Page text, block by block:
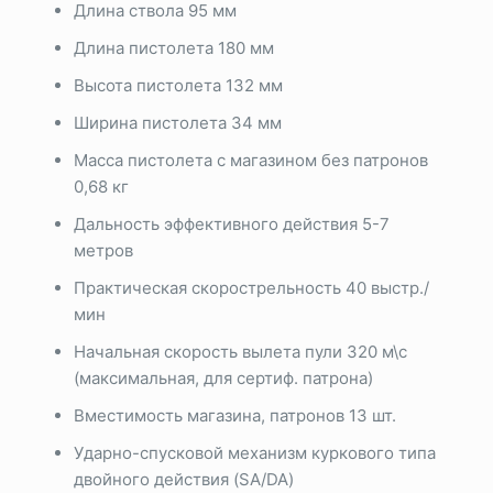
Длина ствола 95 мм
Длина пистолета 180 мм
Высота пистолета 132 мм
Ширина пистолета 34 мм
Масса пистолета с магазином без патронов
0,68 кг
Дальность эффективного действия 5-7
метров
Практическая скорострельность 40 выстр./
мин
Начальная скорость вылета пули 320 м\с
(максимальная, для сертиф. патрона)
Вместимость магазина, патронов 13 шт.
Ударно-спусковой механизм куркового типа
двойного действия (SA/DA)